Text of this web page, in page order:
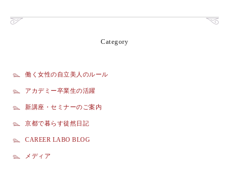
Category
働く女性の自立美人のルール
アカデミー卒業生の活躍
新講座・セミナーのご案内
京都で暮らす徒然日記
CAREER LABO BLOG
メディア